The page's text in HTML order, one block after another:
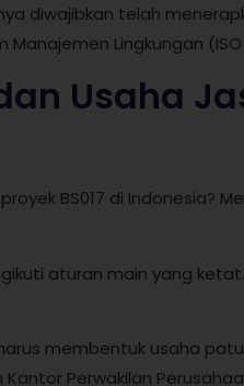
diwajibkan telah
Lingkungan (ISO
Usaha
BS017 di Indonesia?
aturan main yang
membentuk usaha
Perwakilan